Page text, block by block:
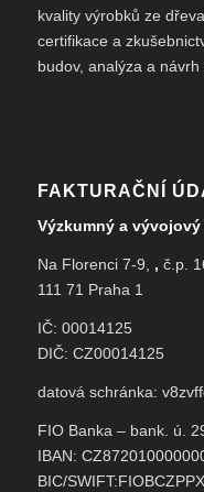
kvality výrobků ze
certifikace a
budov, analýza a návrh
FAKTURAČNÍ
Výzkumný a
Na Florenci 7-9, , č.p.
111 71 Praha 1
IČ: 00014125
DIČ: CZ00014125
datová schránka:
FIO Banka – bank. ú.
IBAN:
BIC/